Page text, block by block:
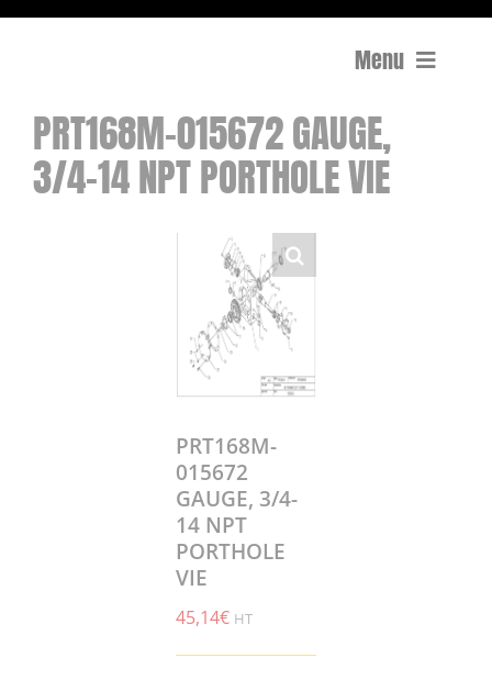
Menu
Compactage
Équipements de chantier
Surfaçage et rectification des sols
PRT168M-015672 GAUGE,
3/4-14 NPT PORTHOLE VIE
PRT168M-
015672
GAUGE, 3/4-
14 NPT
PORTHOLE
VIE
45,14€ HT